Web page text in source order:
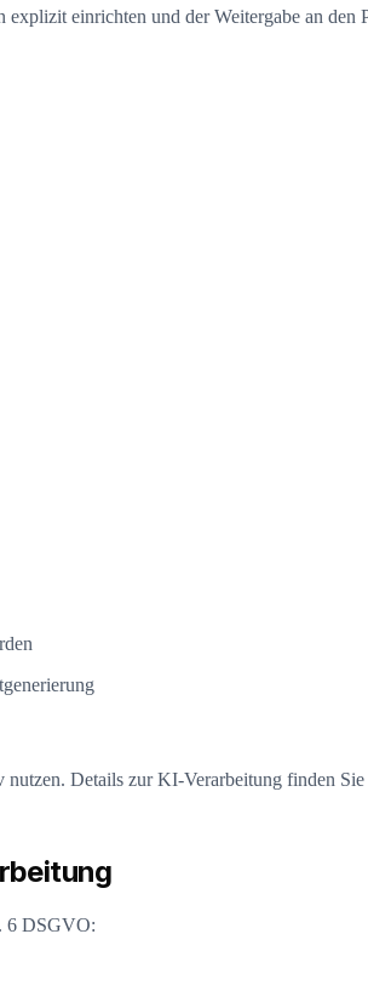
einrichten und der Weitergabe an
Details zur KI-Verarbeitung finden
6 DSGVO: